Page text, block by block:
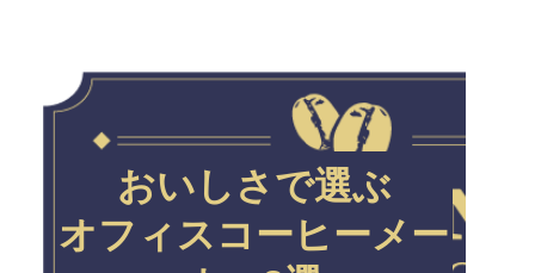
おいしさで選ぶ
オフィスコーヒーメー